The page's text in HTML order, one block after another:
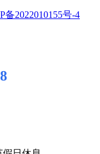
备2022010155号-4